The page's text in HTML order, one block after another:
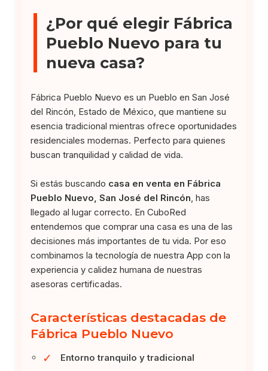
¿Por qué elegir Fábrica
Pueblo Nuevo para tu
nueva casa?
Fábrica Pueblo Nuevo es un Pueblo en San José
del Rincón, Estado de México, que mantiene su
esencia tradicional mientras ofrece oportunidades
residenciales modernas. Perfecto para quienes
buscan tranquilidad y calidad de vida.
Si estás buscando casa en venta en Fábrica
Pueblo Nuevo, San José del Rincón , has
llegado al lugar correcto. En CuboRed
entendemos que comprar una casa es una de las
decisiones más importantes de tu vida. Por eso
combinamos la tecnología de nuestra App con la
experiencia y calidez humana de nuestras
asesoras certificadas.
Características destacadas de
Fábrica Pueblo Nuevo
✓ Entorno tranquilo y tradicional